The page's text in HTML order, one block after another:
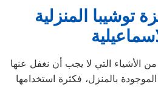
توشيبا المنزلية
من الأشياء التي لا يجب أن نغفل عنها
بالمنزل، فكثرة استخدامها